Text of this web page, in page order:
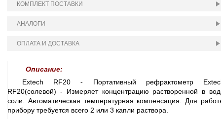
КОМПЛЕКТ ПОСТАВКИ
АНАЛОГИ
ОПЛАТА И ДОСТАВКА
Описание:
Extech RF20 - Портативный рефрактометр
RF20(солевой) - Измеряет концентрацию растворенной в
соли. Автоматическая температурная компенсация. Для
прибору требуется всего 2 или 3 капли раствора.